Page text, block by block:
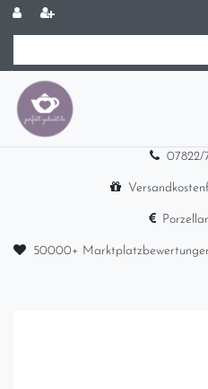
07822/
50000+